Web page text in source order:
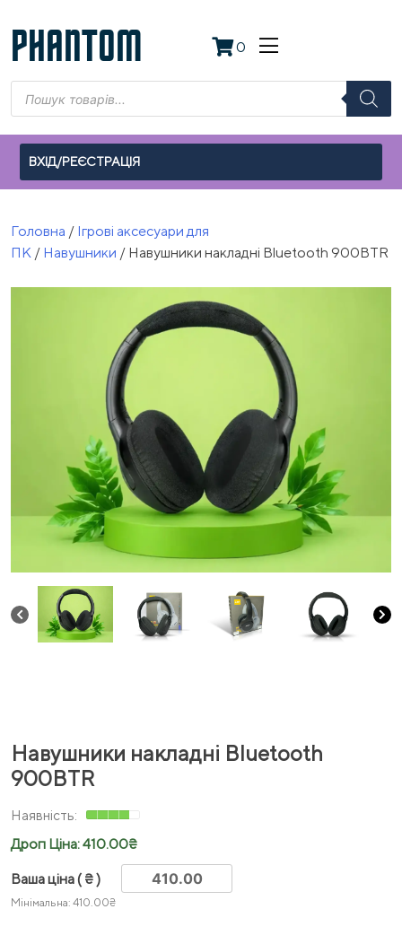
to
content
PHANTOM 0
Пошук
товарів
ВХІД/РЕЄСТРАЦІЯ
Головна / Ігрові аксесуари для
ПК / Навушники / Навушники накладні Bluetooth 900BTR
Навушники накладні Bluetooth
900BTR
Дроп Ціна:410.00₴
Ваша ціна( ₴ )
Мінімальна: 410.00₴